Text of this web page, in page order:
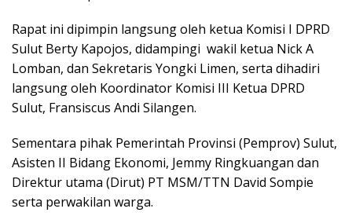
Rapat ini dipimpin langsung oleh ketua Komisi I DPRD
Sulut Berty Kapojos, didampingi wakil ketua Nick A
Lomban, dan Sekretaris Yongki Limen, serta dihadiri
langsung oleh Koordinator Komisi III Ketua DPRD
Sulut, Fransiscus Andi Silangen.
Sementara pihak Pemerintah Provinsi (Pemprov) Sulut,
Asisten II Bidang Ekonomi, Jemmy Ringkuangan dan
Direktur utama (Dirut) PT MSM/TTN David Sompie
serta perwakilan warga.